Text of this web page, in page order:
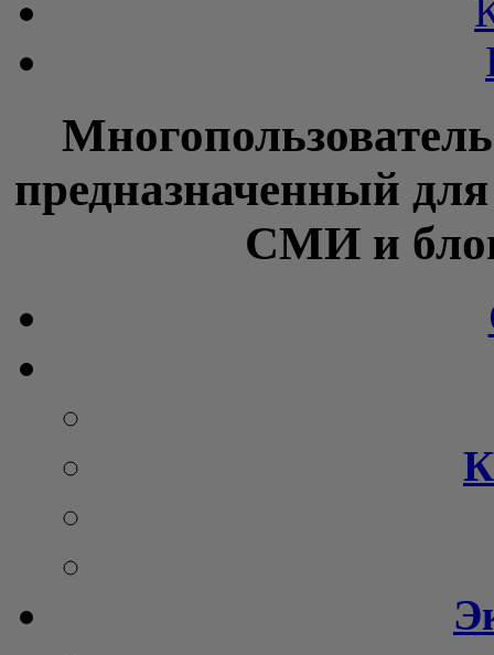
предназначенный
СМИ и